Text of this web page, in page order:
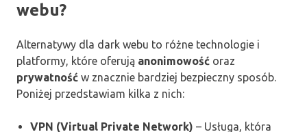
webu?
Alternatywy dla dark webu to różne technologie i
platformy, które oferują anonimowość oraz
prywatność w znacznie bardziej bezpieczny sposób.
Poniżej przedstawiam kilka z nich:
VPN (Virtual Private Network) – Usługa, która